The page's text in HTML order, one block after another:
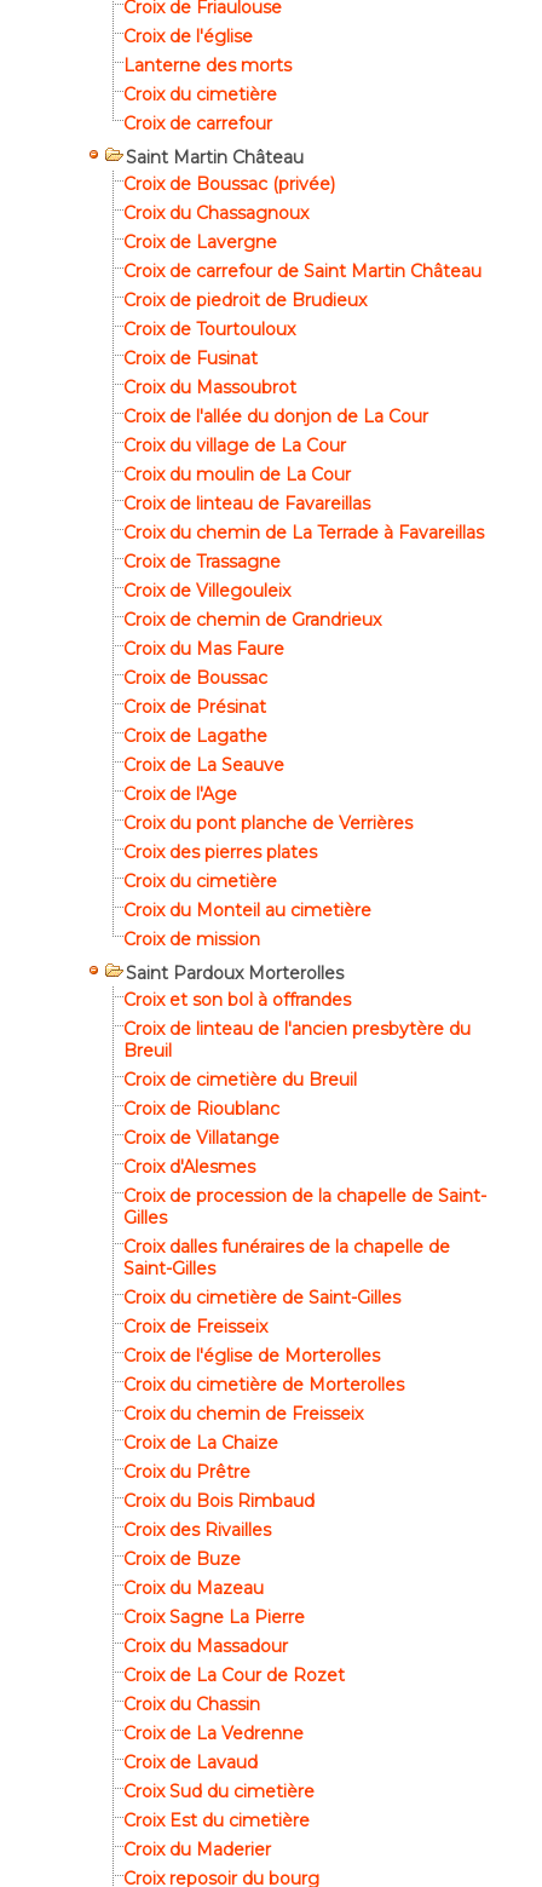
Croix de Friaulouse
Croix de l'église
Lanterne des morts
Croix du cimetière
Croix de carrefour
Saint Martin Château
Croix de Boussac (privée)
Croix du Chassagnoux
Croix de Lavergne
Croix de carrefour de Saint Martin Château
Croix de piedroit de Brudieux
Croix de Tourtouloux
Croix de Fusinat
Croix du Massoubrot
Croix de l'allée du donjon de La Cour
Croix du village de La Cour
Croix du moulin de La Cour
Croix de linteau de Favareillas
Croix du chemin de La Terrade à Favareillas
Croix de Trassagne
Croix de Villegouleix
Croix de chemin de Grandrieux
Croix du Mas Faure
Croix de Boussac
Croix de Présinat
Croix de Lagathe
Croix de La Seauve
Croix de l'Age
Croix du pont planche de Verrières
Croix des pierres plates
Croix du cimetière
Croix du Monteil au cimetière
Croix de mission
Saint Pardoux Morterolles
Croix et son bol à offrandes
Croix de linteau de l'ancien presbytère du
Breuil
Croix de cimetière du Breuil
Croix de Rioublanc
Croix de Villatange
Croix d'Alesmes
Croix de procession de la chapelle de Saint-
Gilles
Croix dalles funéraires de la chapelle de
Saint-Gilles
Croix du cimetière de Saint-Gilles
Croix de Freisseix
Croix de l'église de Morterolles
Croix du cimetière de Morterolles
Croix du chemin de Freisseix
Croix de La Chaize
Croix du Prêtre
Croix du Bois Rimbaud
Croix des Rivailles
Croix de Buze
Croix du Mazeau
Croix Sagne La Pierre
Croix du Massadour
Croix de La Cour de Rozet
Croix du Chassin
Croix de La Vedrenne
Croix de Lavaud
Croix Sud du cimetière
Croix Est du cimetière
Croix du Maderier
Croix reposoir du bourg